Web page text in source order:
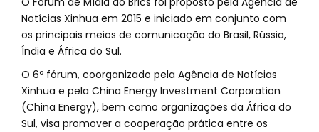
Notícias Xinhua em 2015 e iniciado em conjunto com
os principais meios de comunicação do Brasil, Rússia,
Índia e África do Sul.
O 6º fórum, coorganizado pela Agência de Notícias
Xinhua e pela China Energy Investment Corporation
(China Energy), bem como organizações da África do
Sul, visa promover a cooperação prática entre os